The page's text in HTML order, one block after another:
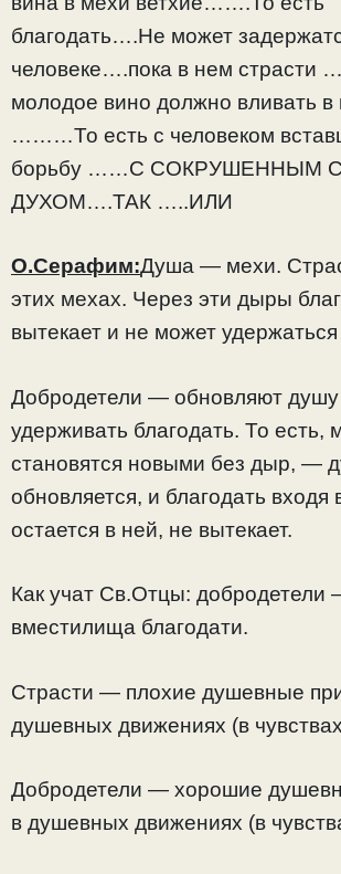
благодать….Не может
человеке….пока в нем страсти
молодое вино должно вливать
………То есть с человеком
борьбу ……С СОКРУШЕННЫМ
ДУХОМ….ТАК …..ИЛИ
О.Серафим:Душа — мехи.
этих мехах. Через эти дыры
вытекает и не может
Добродетели — обновляют
удерживать благодать. То есть,
становятся новыми без дыр, —
обновляется, и благодать входя
остается в ней, не вытекает.
Как учат Св.Отцы: добродетели
вместилища благодати.
Страсти — плохие душевные
душевных движениях (в
Добродетели — хорошие
в душевных движениях (в